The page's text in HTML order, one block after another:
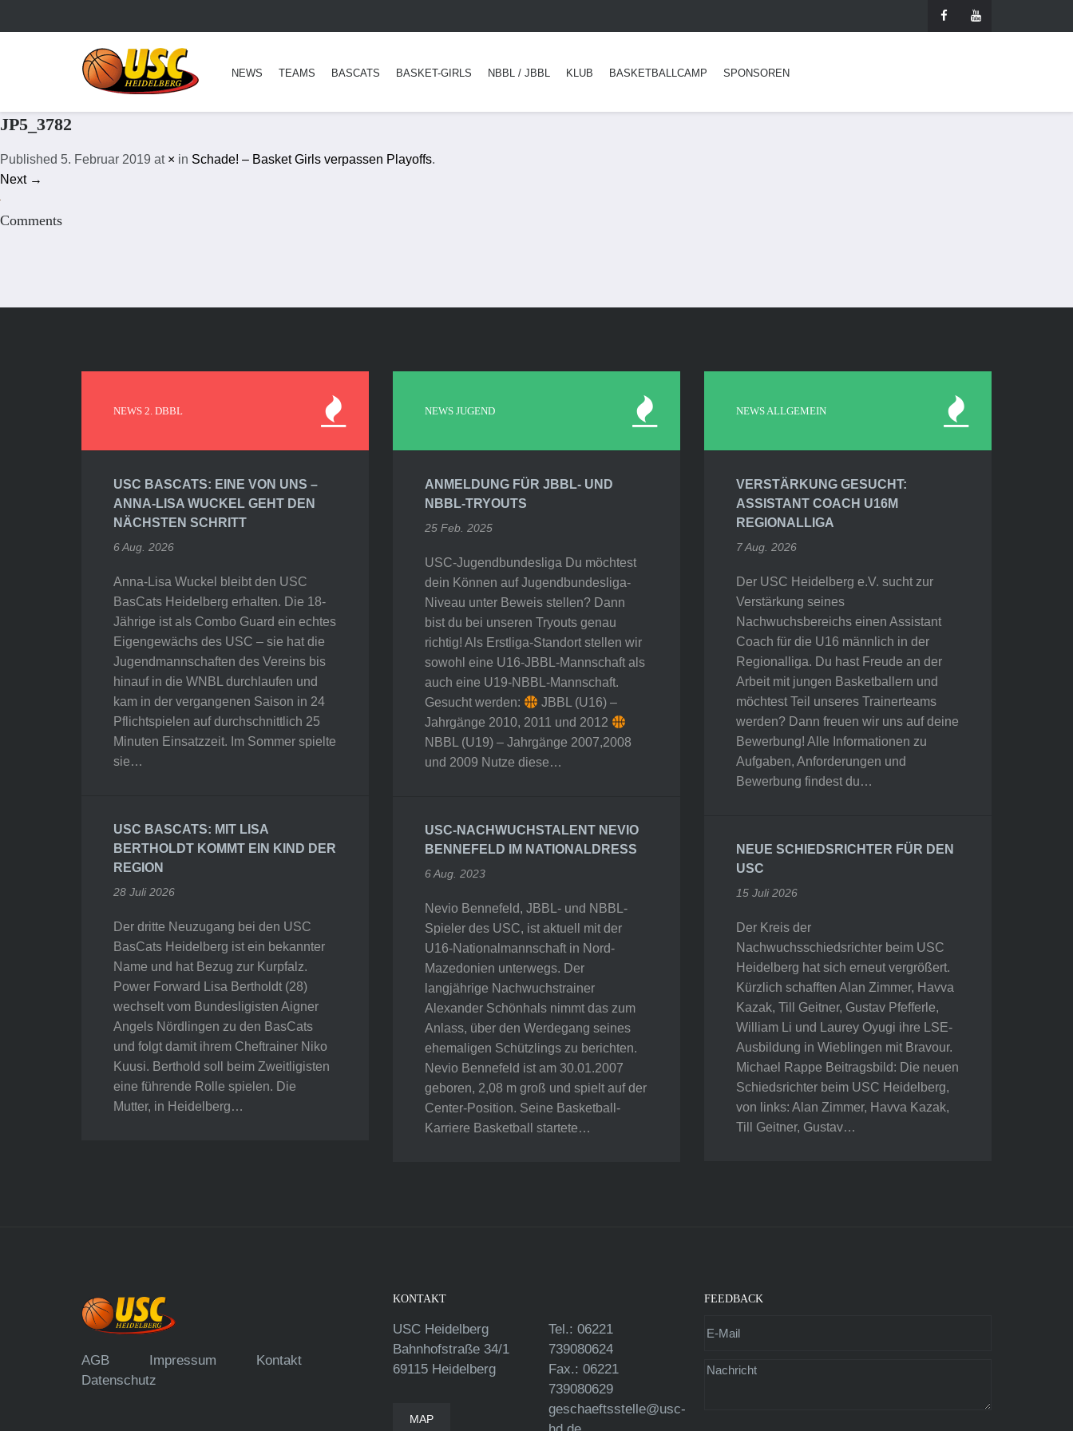
NEWS TEAMS BASCATS BASKET-GIRLS NBBL / JBBL KLUB BASKETBALLCAMP SPONSOREN
JP5_3782
Published 5. Februar 2019 at × in Schade! – Basket Girls verpassen Playoffs.
Next →
Comments
NEWS 2. DBBL
USC BASCATS: EINE VON UNS –
ANNA-LISA WUCKEL GEHT DEN
NÄCHSTEN SCHRITT
6 Aug. 2026
Anna-Lisa Wuckel bleibt den USC
BasCats Heidelberg erhalten. Die 18-
Jährige ist als Combo Guard ein echtes
Eigengewächs des USC – sie hat die
Jugendmannschaften des Vereins bis
hinauf in die WNBL durchlaufen und
kam in der vergangenen Saison in 24
Pflichtspielen auf durchschnittlich 25
Minuten Einsatzzeit. Im Sommer spielte
sie…
USC BASCATS: MIT LISA
BERTHOLDT KOMMT EIN KIND DER
REGION
28 Juli 2026
Der dritte Neuzugang bei den USC
BasCats Heidelberg ist ein bekannter
Name und hat Bezug zur Kurpfalz.
Power Forward Lisa Bertholdt (28)
wechselt vom Bundesligisten Aigner
Angels Nördlingen zu den BasCats
und folgt damit ihrem Cheftrainer Niko
Kuusi. Berthold soll beim Zweitligisten
eine führende Rolle spielen. Die
Mutter, in Heidelberg…
NEWS JUGEND
ANMELDUNG FÜR JBBL- UND
NBBL-TRYOUTS
25 Feb. 2025
USC-Jugendbundesliga Du möchtest
dein Können auf Jugendbundesliga-
Niveau unter Beweis stellen? Dann
bist du bei unseren Tryouts genau
richtig! Als Erstliga-Standort stellen wir
sowohl eine U16-JBBL-Mannschaft als
auch eine U19-NBBL-Mannschaft.
Gesucht werden:
JBBL (U16) –
Jahrgänge 2010, 2011 und 2012
NBBL (U19) – Jahrgänge 2007,2008
und 2009 Nutze diese…
USC-NACHWUCHSTALENT NEVIO
BENNEFELD IM NATIONALDRESS
6 Aug. 2023
Nevio Bennefeld, JBBL- und NBBL-
Spieler des USC, ist aktuell mit der
U16-Nationalmannschaft in Nord-
Mazedonien unterwegs. Der
langjährige Nachwuchstrainer
Alexander Schönhals nimmt das zum
Anlass, über den Werdegang seines
ehemaligen Schützlings zu berichten.
Nevio Bennefeld ist am 30.01.2007
geboren, 2,08 m groß und spielt auf der
Center-Position. Seine Basketball-
Karriere Basketball startete…
NEWS ALLGEMEIN
VERSTÄRKUNG GESUCHT:
ASSISTANT COACH U16M
REGIONALLIGA
7 Aug. 2026
Der USC Heidelberg e.V. sucht zur
Verstärkung seines
Nachwuchsbereichs einen Assistant
Coach für die U16 männlich in der
Regionalliga. Du hast Freude an der
Arbeit mit jungen Basketballern und
möchtest Teil unseres Trainerteams
werden? Dann freuen wir uns auf deine
Bewerbung! Alle Informationen zu
Aufgaben, Anforderungen und
Bewerbung findest du…
NEUE SCHIEDSRICHTER FÜR DEN
USC
15 Juli 2026
Der Kreis der
Nachwuchsschiedsrichter beim USC
Heidelberg hat sich erneut vergrößert.
Kürzlich schafften Alan Zimmer, Havva
Kazak, Till Geitner, Gustav Pfefferle,
William Li und Laurey Oyugi ihre LSE-
Ausbildung in Wieblingen mit Bravour.
Michael Rappe Beitragsbild: Die neuen
Schiedsrichter beim USC Heidelberg,
von links: Alan Zimmer, Havva Kazak,
Till Geitner, Gustav…
AGB Impressum
Kontakt
Datenschutz
KONTAKT
USC Heidelberg
Bahnhofstraße 34/1
69115 Heidelberg
MAP
Tel.: 06221
739080624
Fax.: 06221
739080629
geschaeftsstelle@usc-
FEEDBACK